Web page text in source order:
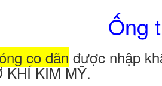
Ống
co dãn được nhập
KHÍ KIM MỸ.